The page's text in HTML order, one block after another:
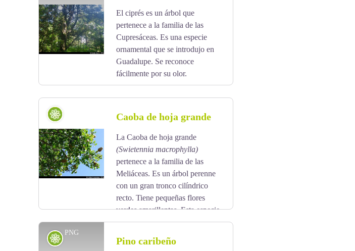
View picture in full screen
View picture in full screen
El ciprés es un árbol que
pertenece a la familia de las
Cupresáceas. Es una especie
ornamental que se introdujo en
Guadalupe. Se reconoce
fácilmente por su olor.
Caoba de hoja grande
La Caoba de hoja grande
(Swietennia macrophylla)
pertenece a la familia de las
Meliáceas. Es un árbol perenne
con un gran tronco cilíndrico
recto. Tiene pequeñas flores
verdes amarillentas. Esta especie
se introdujo con el objetivo de producir madera, se
aprecia mucho su madera en ebanistería por su
dureza y sus colores. Lo que ha llevado a una
PNG
Flora Pino caribeño